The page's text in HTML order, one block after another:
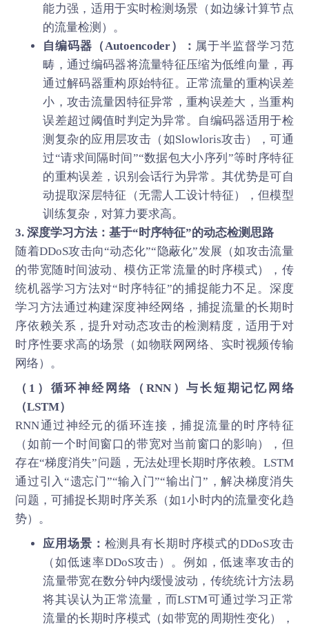
能力强，适用于实时检测场景（如边缘计算节点
的流量检测）。
自编码器（Autoencoder）： 属于半监督学习范
畴，通过编码器将流量特征压缩为低维向量，再
通过解码器重构原始特征。正常流量的重构误差
小，攻击流量因特征异常，重构误差大，当重构
误差超过阈值时判定为异常。自编码器适用于检
测复杂的应用层攻击（如Slowloris攻击），可通
过“请求间隔时间”“数据包大小序列”等时序特征
的重构误差，识别会话行为异常。其优势是可自
动提取深层特征（无需人工设计特征），但模型
训练复杂，对算力要求高。
3. 深度学习方法：基于“时序特征”的动态检测思路
随着DDoS攻击向“动态化”“隐蔽化”发展（如攻击流量
的带宽随时间波动、模仿正常流量的时序模式），传
统机器学习方法对“时序特征”的捕捉能力不足。深度
学习方法通过构建深度神经网络，捕捉流量的长期时
序依赖关系，提升对动态攻击的检测精度，适用于对
时序性要求高的场景（如物联网网络、实时视频传输
网络）。
（1）循环神经网络（RNN）与长短期记忆网络
（LSTM）
RNN通过神经元的循环连接，捕捉流量的时序特征
（如前一个时间窗口的带宽对当前窗口的影响），但
存在“梯度消失”问题，无法处理长期时序依赖。LSTM
通过引入“遗忘门”“输入门”“输出门”，解决梯度消失
问题，可捕捉长期时序关系（如1小时内的流量变化趋
势）。
应用场景： 检测具有长期时序模式的DDoS攻击
（如低速率DDoS攻击）。例如，低速率攻击的
流量带宽在数分钟内缓慢波动，传统统计方法易
将其误认为正常流量，而LSTM可通过学习正常
流量的长期时序模式（如带宽的周期性变化），